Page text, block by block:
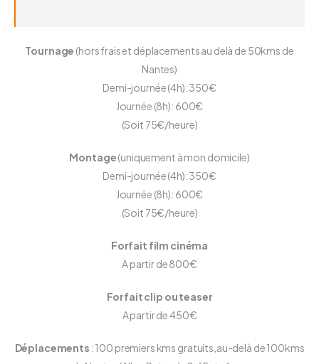
Tournage (hors frais et déplacements au delà de 50kms de
Nantes)
Demi-journée (4h): 350€
Journée (8h): 600€
(Soit 75€/heure)
Montage(uniquement à mon domicile)
Demi-journée (4h): 350€
Journée (8h): 600€
(Soit 75€/heure)
Forfait film cinéma
A partir de 800€
Forfait clip ou teaser
A partir de 450€
Déplacements : 100 premiers kms gratuits,au-delà de 100kms